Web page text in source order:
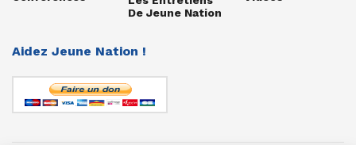
De Jeune Nation
Aidez Jeune Nation !